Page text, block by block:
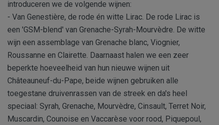
introduceren we de volgende wijnen:
- Van Genestière, de rode én witte Lirac. De rode Lirac is
een 'GSM-blend' van Grenache-Syrah-Mourvèdre. De witte
wijn een assemblage van Grenache blanc, Viognier,
Roussanne en Clairette. Daarnaast halen we een zeer
beperkte hoeveelheid van hun nieuwe wijnen uit
Châteauneuf-du-Pape, beide wijnen gebruiken alle
toegestane druivenrassen van de streek en da's heel
speciaal: Syrah, Grenache, Mourvèdre, Cinsault, Terret Noir,
Muscardin, Counoise en Vaccarèse voor rood, Piquepoul,